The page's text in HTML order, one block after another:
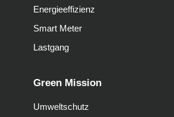
Energieeffizienz
Smart Meter
Lastgang
Green Mission
Umweltschutz